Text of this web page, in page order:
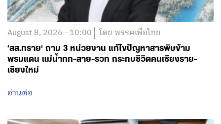
August 8, 2026 - 10:00 โดย พรรคเพื่อไทย
‘สส.ทราย’ ถาม 3 หน่วยงาน แก้ไขปัญหาสารพิษข้าม
พรมแดน แม่น้ำกก-สาย-รวก กระทบชีวิตคนเชียงราย-
เชียงใหม่
อ่านต่อ